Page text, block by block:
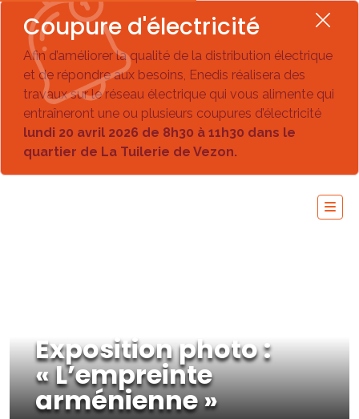
Coupure d'électricité
Afin d’améliorer la qualité de la distribution électrique
et de répondre aux besoins, Enedis réalisera des
travaux sur le réseau électrique qui vous alimente qui
entraîneront une ou plusieurs coupures d’électricité
lundi 20 avril 2026 de 8h30 à 11h30 dans le
quartier de La Tuilerie de Vezon.
Exposition photo :
« L’empreinte
arménienne »